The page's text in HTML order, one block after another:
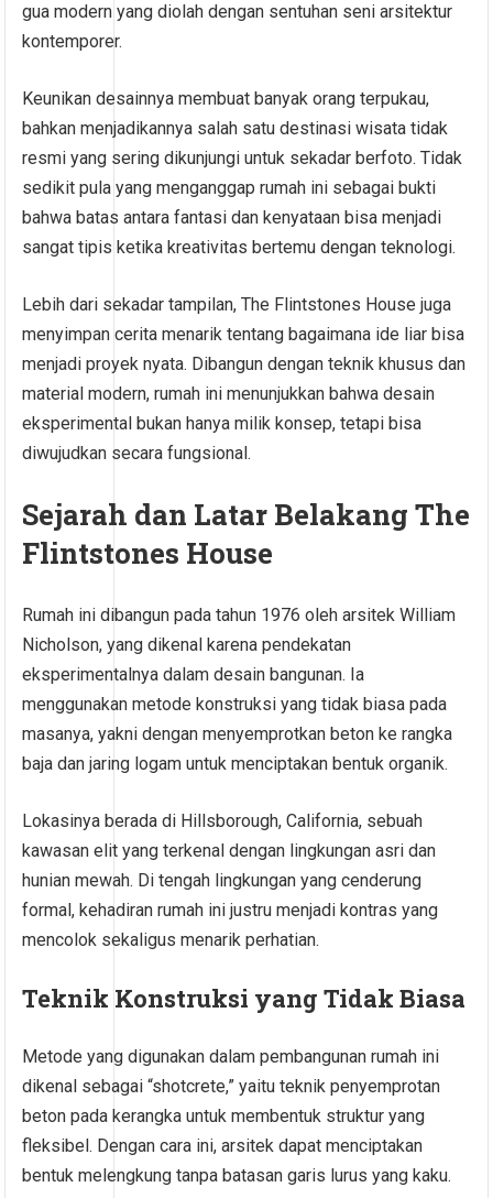
gua modern yang diolah dengan sentuhan seni arsitektur
kontemporer.
Keunikan desainnya membuat banyak orang terpukau,
bahkan menjadikannya salah satu destinasi wisata tidak
resmi yang sering dikunjungi untuk sekadar berfoto. Tidak
sedikit pula yang menganggap rumah ini sebagai bukti
bahwa batas antara fantasi dan kenyataan bisa menjadi
sangat tipis ketika kreativitas bertemu dengan teknologi.
Lebih dari sekadar tampilan, The Flintstones House juga
menyimpan cerita menarik tentang bagaimana ide liar bisa
menjadi proyek nyata. Dibangun dengan teknik khusus dan
material modern, rumah ini menunjukkan bahwa desain
eksperimental bukan hanya milik konsep, tetapi bisa
diwujudkan secara fungsional.
Sejarah dan Latar Belakang The
Flintstones House
Rumah ini dibangun pada tahun 1976 oleh arsitek William
Nicholson, yang dikenal karena pendekatan
eksperimentalnya dalam desain bangunan. Ia
menggunakan metode konstruksi yang tidak biasa pada
masanya, yakni dengan menyemprotkan beton ke rangka
baja dan jaring logam untuk menciptakan bentuk organik.
Lokasinya berada di Hillsborough, California, sebuah
kawasan elit yang terkenal dengan lingkungan asri dan
hunian mewah. Di tengah lingkungan yang cenderung
formal, kehadiran rumah ini justru menjadi kontras yang
mencolok sekaligus menarik perhatian.
Teknik Konstruksi yang Tidak Biasa
Metode yang digunakan dalam pembangunan rumah ini
dikenal sebagai “shotcrete,” yaitu teknik penyemprotan
beton pada kerangka untuk membentuk struktur yang
fleksibel. Dengan cara ini, arsitek dapat menciptakan
bentuk melengkung tanpa batasan garis lurus yang kaku.